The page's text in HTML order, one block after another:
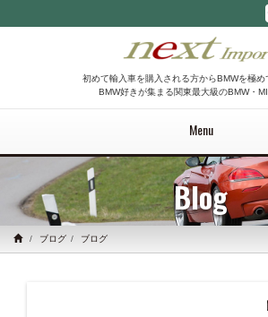
初めて輸入車を購入される方からBMWを極め
BMW好きが集まる関東最大級のBMW・
Menu
Blog
ブログ ブログ